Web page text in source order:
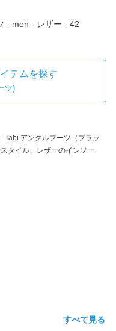
- men - レザー - 42
テムを探す
ツ)
アンクルブーツ（ブラッ
タイル、レザーのインソー
すべて見る